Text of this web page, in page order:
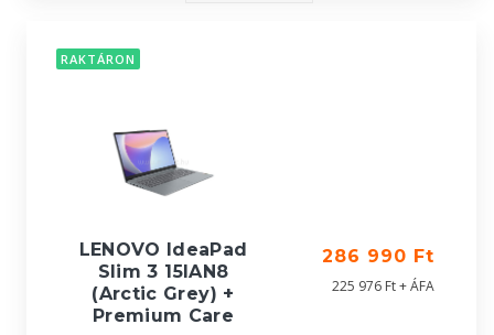
RAKTÁRON
LENOVO IdeaPad
Slim 3 15IAN8
(Arctic Grey) +
Premium Care
286 990 Ft
225 976 Ft + ÁFA